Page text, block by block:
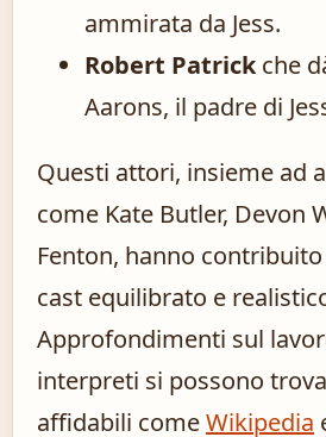
ammirata da Jess.
Robert Patrickche
Aarons, il padre di
Questi attori, insieme ad
come Kate Butler, Devon
Fenton, hanno
cast equilibrato e
Approfondimenti sul
interpreti si possono
affidabili comeWikipedia